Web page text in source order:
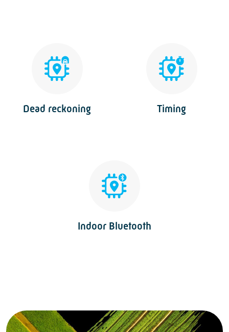
Dead reckoning Timing
Indoor Bluetooth